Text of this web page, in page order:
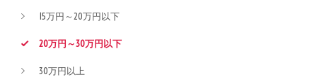
15万円～20万円以下
20万円～30万円以下
30万円以上